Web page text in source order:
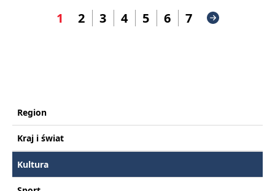
1 2 3 4 5 6 7
Region
Kraj i świat
Kultura